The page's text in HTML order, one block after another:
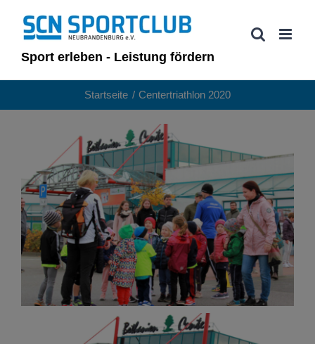
Inhalt
springenSport erleben - Leistung fördern
Startseite Centertriathlon 2020